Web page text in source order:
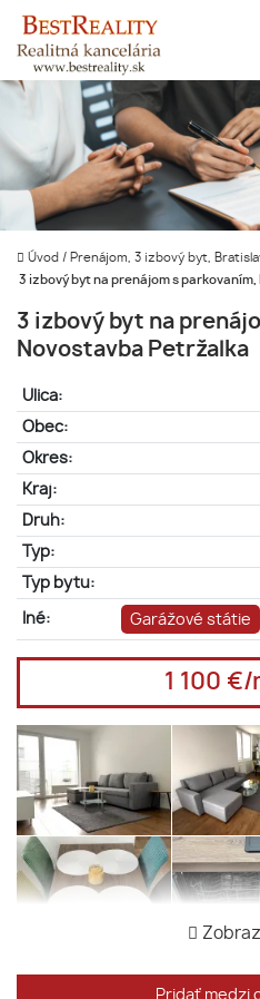
Úvod / Prenájom, 3 izbový byt,
3 izbový byt na prenájom s
3 izbový byt na
Novostavba Petržalka
Ulica:
Obec:
Okres:
Kraj:
Druh:
Typ:
Typ bytu:
Iné: Garážové státie
1 100
Pridať medzi